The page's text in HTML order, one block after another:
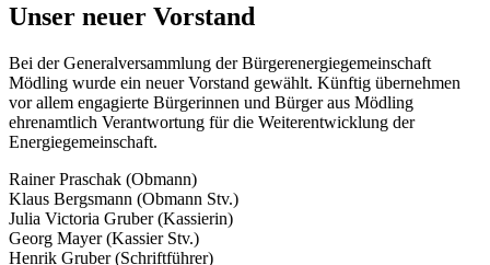
Unser neuer Vorstand
Bei der Generalversammlung der Bürgerenergiegemeinschaft
Mödling wurde ein neuer Vorstand gewählt. Künftig übernehmen
vor allem engagierte Bürgerinnen und Bürger aus Mödling
ehrenamtlich Verantwortung für die Weiterentwicklung der
Energiegemeinschaft.
Rainer Praschak (Obmann)
Klaus Bergsmann (Obmann Stv.)
Julia Victoria Gruber (Kassierin)
Georg Mayer (Kassier Stv.)
Henrik Gruber (Schriftführer)